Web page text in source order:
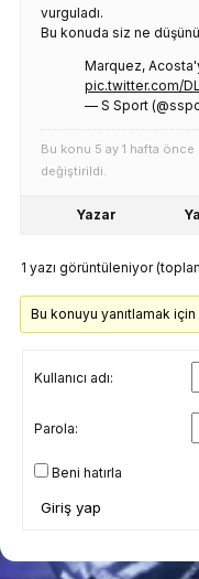
vurguladı.
Bu konuda siz ne
Marquez,
pic.twitter.com/
— S Sport
Bu konu 5 ay 1 hafta önce
değiştirildi.
Yazar
1 yazı görüntüleniyor
Bu konuyu yanıtlamak için
Kullanıcı adı:
Parola:
Beni hatırla
Giriş yap